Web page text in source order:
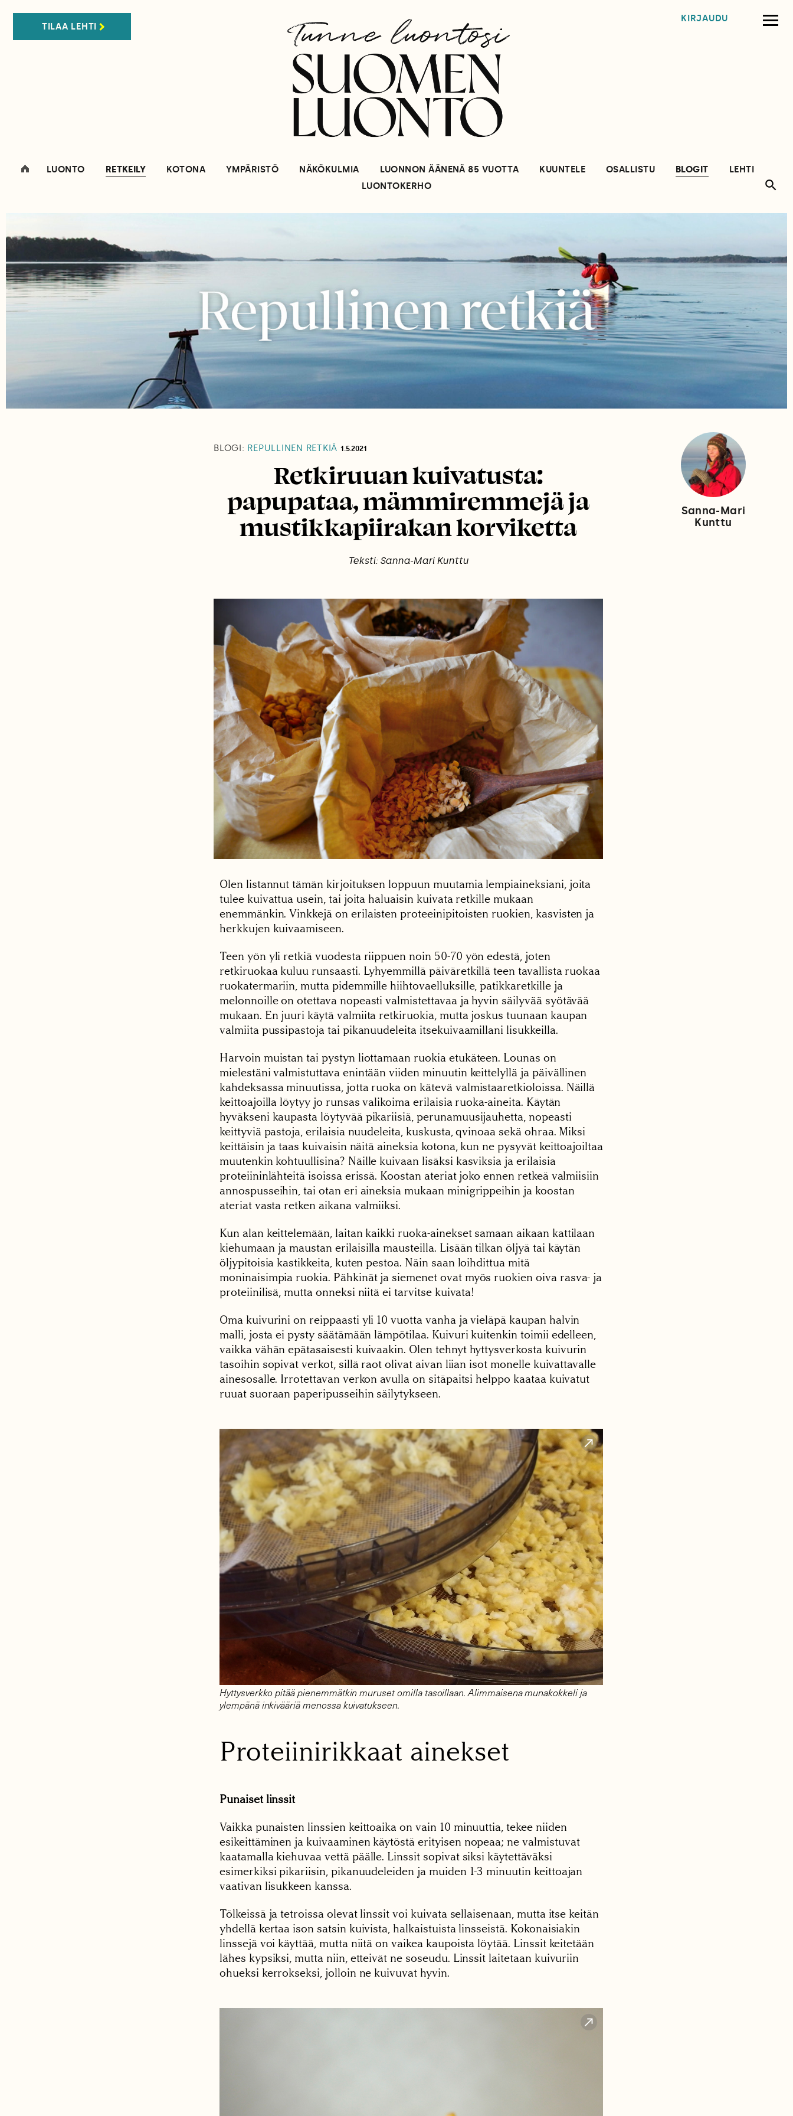
TILAA LEHTI
KIRJAUDU
LUONTO RETKEILY KOTONA YMPÄRISTÖ NÄKÖKULMIA LUONNON ÄÄNENÄ 85 VUOTTA KUUNTELE OSALLISTU BLOGIT
LEHTI
LUONTOKERHO
Sanna-Mari
Kunttu
BLOGI: REPULLINEN RETKIÄ 1.5.2021
Retkiruuan kuivatusta:
papupataa, mämmiremmejä ja
mustikkapiirakan korviketta
Teksti: Sanna-Mari Kunttu
Olen listannut tämän kirjoituksen loppuun muutamia lempiaineksiani, joita
tulee kuivattua usein, tai joita haluaisin kuivata retkille mukaan
enemmänkin. Vinkkejä on erilaisten proteeinipitoisten ruokien, kasvisten ja
herkkujen kuivaamiseen.
Teen yön yli retkiä vuodesta riippuen noin 50-70 yön edestä, joten
retkiruokaa kuluu runsaasti. Lyhyemmillä päiväretkillä teen tavallista ruokaa
ruokatermariin, mutta pidemmille hiihtovaelluksille, patikkaretkille ja
melonnoille on otettava nopeasti valmistettavaa ja hyvin säilyvää syötävää
mukaan. En juuri käytä valmiita retkiruokia, mutta joskus tuunaan kaupan
valmiita pussipastoja tai pikanuudeleita itsekuivaamillani lisukkeilla.
Harvoin muistan tai pystyn liottamaan ruokia etukäteen. Lounas on
mielestäni valmistuttava enintään viiden minuutin keittelyllä ja päivällinen
kahdeksassa minuutissa, jotta ruoka on kätevä valmistaaretkioloissa. Näillä
keittoajoilla löytyy jo runsas valikoima erilaisia ruoka-aineita. Käytän
hyväkseni kaupasta löytyvää pikariisiä, perunamuusijauhetta, nopeasti
keittyviä pastoja, erilaisia nuudeleita, kuskusta, qvinoaa sekä ohraa. Miksi
keittäisin ja taas kuivaisin näitä aineksia kotona, kun ne pysyvät keittoajoiltaa
muutenkin kohtuullisina? Näille kuivaan lisäksi kasviksia ja erilaisia
proteiininlähteitä isoissa erissä. Koostan ateriat joko ennen retkeä valmiisiin
annospusseihin, tai otan eri aineksia mukaan minigrippeihin ja koostan
ateriat vasta retken aikana valmiiksi.
Kun alan keittelemään, laitan kaikki ruoka-ainekset samaan aikaan kattilaan
kiehumaan ja maustan erilaisilla mausteilla. Lisään tilkan öljyä tai käytän
öljypitoisia kastikkeita, kuten pestoa. Näin saan loihdittua mitä
moninaisimpia ruokia. Pähkinät ja siemenet ovat myös ruokien oiva rasva- ja
proteiinilisä, mutta onneksi niitä ei tarvitse kuivata!
Oma kuivurini on reippaasti yli 10 vuotta vanha ja vieläpä kaupan halvin
malli, josta ei pysty säätämään lämpötilaa. Kuivuri kuitenkin toimii edelleen,
vaikka vähän epätasaisesti kuivaakin. Olen tehnyt hyttysverkosta kuivurin
tasoihin sopivat verkot, sillä raot olivat aivan liian isot monelle kuivattavalle
ainesosalle. Irrotettavan verkon avulla on sitäpaitsi helppo kaataa kuivatut
ruuat suoraan paperipusseihin säilytykseen.

Hyttysverkko pitää pienemmätkin muruset omilla tasoillaan. Alimmaisena munakokkeli ja
ylempänä inkivääriä menossa kuivatukseen.
Proteiinirikkaat ainekset
Punaiset linssit
Vaikka punaisten linssien keittoaika on vain 10 minuuttia, tekee niiden
esikeittäminen ja kuivaaminen käytöstä erityisen nopeaa; ne valmistuvat
kaatamalla kiehuvaa vettä päälle. Linssit sopivat siksi käytettäväksi
esimerkiksi pikariisin, pikanuudeleiden ja muiden 1-3 minuutin keittoajan
vaativan lisukkeen kanssa.
Tölkeissä ja tetroissa olevat linssit voi kuivata sellaisenaan, mutta itse keitän
yhdellä kertaa ison satsin kuivista, halkaistuista linsseistä. Kokonaisiakin
linssejä voi käyttää, mutta niitä on vaikea kaupoista löytää. Linssit keitetään
lähes kypsiksi, mutta niin, etteivät ne soseudu. Linssit laitetaan kuivuriin
ohueksi kerrokseksi, jolloin ne kuivuvat hyvin.
